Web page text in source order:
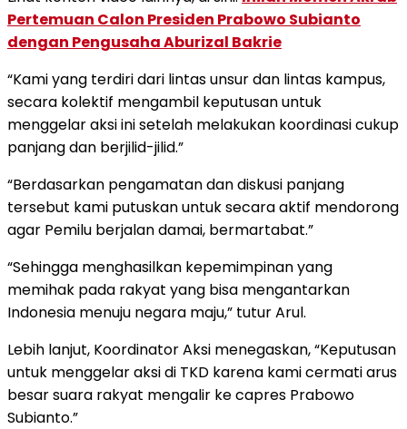
Pertemuan Calon Presiden Prabowo Subianto
dengan Pengusaha Aburizal Bakrie
“Kami yang terdiri dari lintas unsur dan lintas kampus,
secara kolektif mengambil keputusan untuk
menggelar aksi ini setelah melakukan koordinasi cukup
panjang dan berjilid-jilid.”
“Berdasarkan pengamatan dan diskusi panjang
tersebut kami putuskan untuk secara aktif mendorong
agar Pemilu berjalan damai, bermartabat.”
“Sehingga menghasilkan kepemimpinan yang
memihak pada rakyat yang bisa mengantarkan
Indonesia menuju negara maju,” tutur Arul.
Lebih lanjut, Koordinator Aksi menegaskan, “Keputusan
untuk menggelar aksi di TKD karena kami cermati arus
besar suara rakyat mengalir ke capres Prabowo
Subianto.”